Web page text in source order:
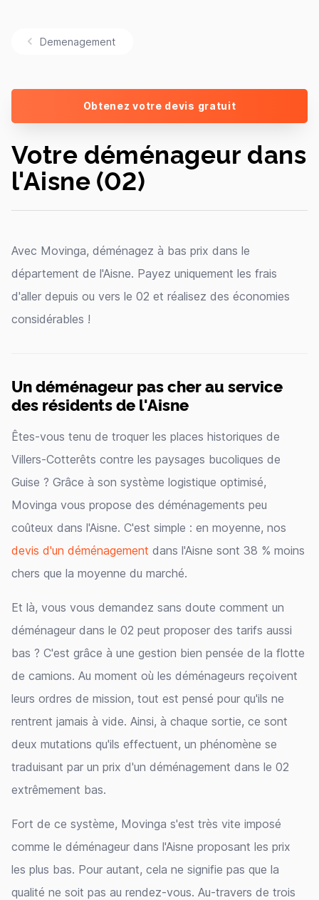
Demenagement
Obtenez votre devis gratuit
Votre déménageur dans
l'Aisne (02)
Avec Movinga, déménagez à bas prix dans le
département de l'Aisne. Payez uniquement les frais
d'aller depuis ou vers le 02 et réalisez des économies
considérables !
Un déménageur pas cher au service
des résidents de l'Aisne
Êtes-vous tenu de troquer les places historiques de
Villers-Cotterêts contre les paysages bucoliques de
Guise ? Grâce à son système logistique optimisé,
Movinga vous propose des déménagements peu
coûteux dans l'Aisne. C'est simple : en moyenne, nos
devis d'un déménagement dans l'Aisne sont 38 % moins
chers que la moyenne du marché.
Et là, vous vous demandez sans doute comment un
déménageur dans le 02 peut proposer des tarifs aussi
bas ? C'est grâce à une gestion bien pensée de la flotte
de camions. Au moment où les déménageurs reçoivent
leurs ordres de mission, tout est pensé pour qu'ils ne
rentrent jamais à vide. Ainsi, à chaque sortie, ce sont
deux mutations qu'ils effectuent, un phénomène se
traduisant par un prix d'un déménagement dans le 02
extrêmement bas.
Fort de ce système, Movinga s'est très vite imposé
comme le déménageur dans l'Aisne proposant les prix
les plus bas. Pour autant, cela ne signifie pas que la
qualité ne soit pas au rendez-vous. Au-travers de trois